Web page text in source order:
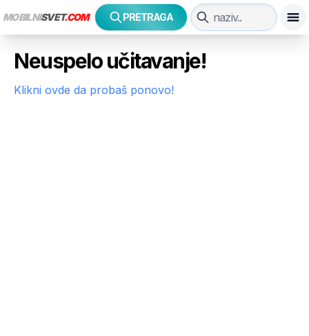
MOBILNISVET.COM PRETRAGA
Neuspelo učitavanje!
Klikni ovde da probaš ponovo!